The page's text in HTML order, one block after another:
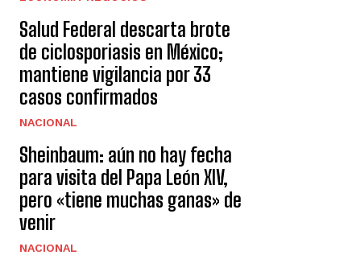
Salud Federal descarta brote
de ciclosporiasis en México;
mantiene vigilancia por 33
casos confirmados
NACIONAL
Sheinbaum: aún no hay fecha
para visita del Papa León XIV,
pero «tiene muchas ganas» de
venir
NACIONAL